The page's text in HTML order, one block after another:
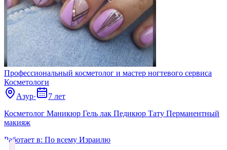
Профессиональный косметолог и мастер ногтевого сервиса
Косметологи
Азур·
7 лет
Косметолог Маникюр Гель лак Педикюр Тату Перманентный
макияж
Работает в: По всему Израилю